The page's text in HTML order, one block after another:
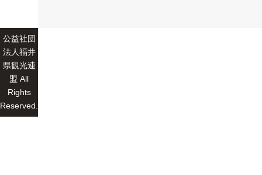
公益社団
法人福井
県観光連
盟 All
Rights
Reserved.